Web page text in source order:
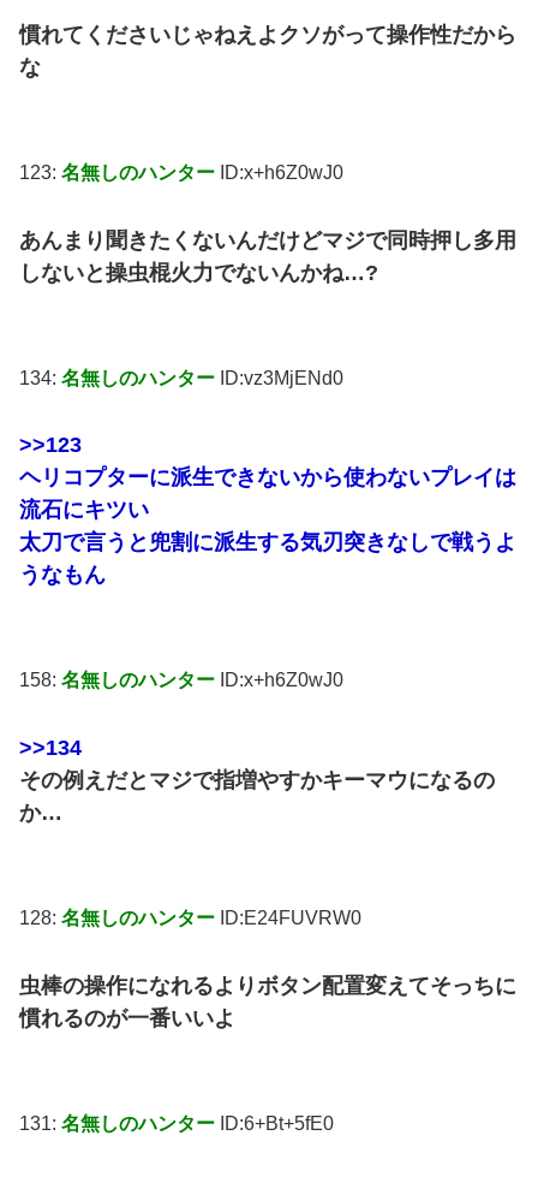
慣れてくださいじゃねえよクソがって操作性だから
な
123: 名無しのハンター ID:x+h6Z0wJ0
あんまり聞きたくないんだけどマジで同時押し多用
しないと操虫棍火力でないんかね…?
134: 名無しのハンター ID:vz3MjENd0
>>123
ヘリコプターに派生できないから使わないプレイは
流石にキツい
太刀で言うと兜割に派生する気刃突きなしで戦うよ
うなもん
158: 名無しのハンター ID:x+h6Z0wJ0
>>134
その例えだとマジで指増やすかキーマウになるの
か…
128: 名無しのハンター ID:E24FUVRW0
虫棒の操作になれるよりボタン配置変えてそっちに
慣れるのが一番いいよ
131: 名無しのハンター ID:6+Bt+5fE0